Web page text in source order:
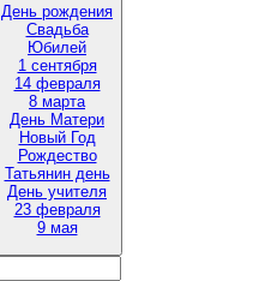
День рождения
Свадьба
Юбилей
1 сентября
14 февраля
8 марта
День Матери
Новый Год
Рождество
Татьянин день
День учителя
23 февраля
9 мая